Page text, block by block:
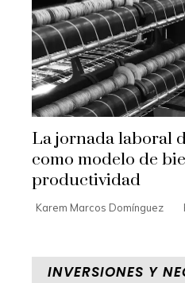
La jornada laboral
como modelo de
productividad
Karem Marcos Domínguez
INVERSIONES Y